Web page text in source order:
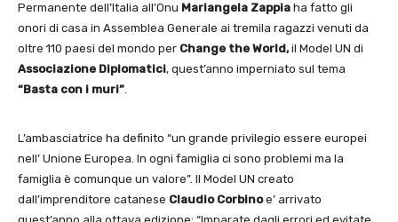
Permanente dell’Italia all’Onu Mariangela Zappia ha fatto gli
onori di casa in Assemblea Generale ai tremila ragazzi venuti da
oltre 110 paesi del mondo per Change the World,il Model UN di
Associazione Diplomatici, quest’anno imperniato sul tema
“Basta con i muri”.
L’ambasciatrice ha definito “un grande privilegio essere europei
nell’ Unione Europea. In ogni famiglia ci sono problemi ma la
famiglia è comunque un valore”. Il Model UN creato
dall’imprenditore catanese Claudio Corbinoe’ arrivato